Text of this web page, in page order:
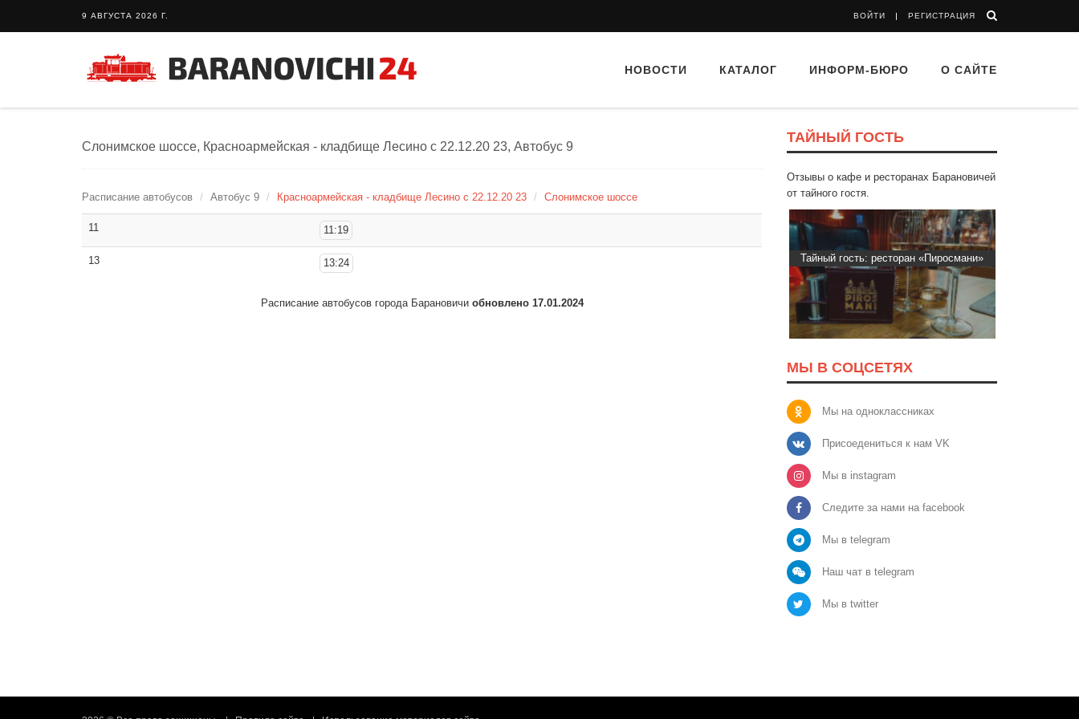
9 АВГУСТА 2026 Г. ВОЙТИ РЕГИСТРАЦИЯ
НОВОСТИ КАТАЛОГ ИНФОРМ-БЮРО О САЙТЕ
Слонимское шоссе, Красноармейская - кладбище Лесино c 22.12.20 23, Автобус 9
Расписание автобусов Автобус 9 Красноармейская - кладбище Лесино c 22.12.20 23 Слонимское шоссе
11 11:19
13 13:24
Расписание автобусов города Барановичи обновлено 17.01.2024
ТАЙНЫЙ ГОСТЬ
Отзывы о кафе и ресторанах Барановичей
от тайного гостя.
Тайный гость: ресторан «Пиросмани» Тайный гость: доставка Капибара
МЫ В СОЦСЕТЯХ
Мы на одноклассниках
Присоедениться к нам VK
Мы в instagram
Следите за нами на facebook
Мы в telegram
Наш чат в telegram
Мы в twitter